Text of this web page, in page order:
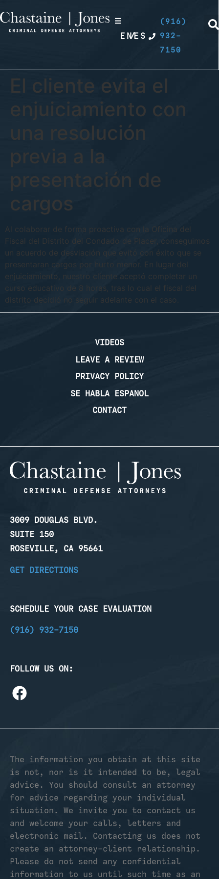
EN
/ES
(916)
932-
7150
El cliente evita el
enjuiciamiento con
una resolución
previa a la
presentación de
cargos
Al colaborar de forma proactiva con la Oficina del
Fiscal del Distrito del Condado de Placer, conseguimos
un acuerdo de desviación que evitó con éxito que se
presentaran cargos por hurto menor. En lugar del
enjuiciamiento, nuestro cliente aceptó completar un
curso educativo de 8 horas, tras lo cual el fiscal del
distrito decidió no seguir adelante con el caso.
VIDEOS
LEAVE A REVIEW
PRIVACY POLICY
SE HABLA ESPANOL
CONTACT
3009 DOUGLAS BLVD.
SUITE 150
ROSEVILLE, CA 95661
GET DIRECTIONS
SCHEDULE YOUR CASE EVALUATION
(916) 932-7150
FOLLOW US ON:
The information you obtain at this site
is not, nor is it intended to be, legal
advice. You should consult an attorney
for advice regarding your individual
situation. We invite you to contact us
and welcome your calls, letters and
electronic mail. Contacting us does not
create an attorney-client relationship.
Please do not send any confidential
information to us until such time as an